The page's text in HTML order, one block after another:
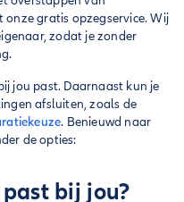
gratis opzegservice. Wij
zodat je zonder
jou past. Daarnaast kun je
afsluiten, zoals de
. Benieuwd naar
de opties:
bij jou?